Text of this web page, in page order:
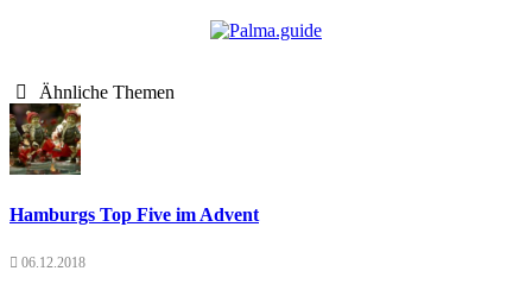
Ähnliche Themen
Hamburgs Top Five im Advent
06.12.2018